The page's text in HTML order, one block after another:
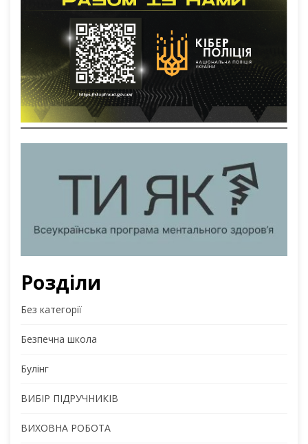
Розділи
Без категорії
Безпечна школа
Булінг
ВИБІР ПІДРУЧНИКІВ
ВИХОВНА РОБОТА